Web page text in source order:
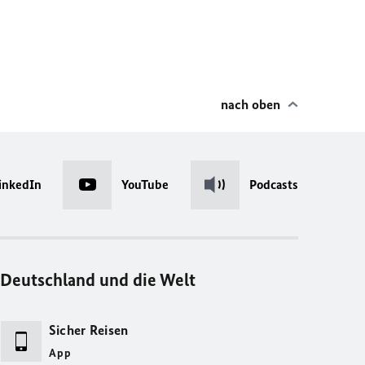
nach oben
YouTube Podcasts
Deutschland und die Welt
Sicher Reisen
App